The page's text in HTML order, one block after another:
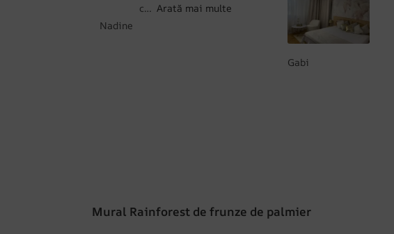
c
Arată mai multe
Nadine
Gabi
Mural Rainforest de frunze de palmier